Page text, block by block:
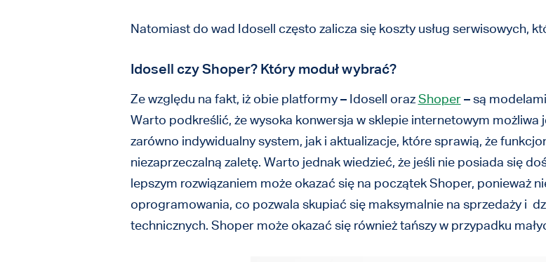
Natomiast do wad Idosell często zalicza się koszty usług serwisowych,
Idosell czy Shoper? Który moduł wybrać?
Ze względu na fakt, iż obie platformy – Idosell orazShoper– są
Warto podkreślić, że wysoka konwersja w sklepie internetowym
zarówno indywidualny system, jak i aktualizacje, które sprawią, że
niezaprzeczalną zaletę. Warto jednak wiedzieć, że jeśli nie posiada się
lepszym rozwiązaniem może okazać się na początek Shoper, ponieważ
oprogramowania, co pozwala skupiać się maksymalnie na sprzedaży i
technicznych. Shoper może okazać się również tańszy w przypadku